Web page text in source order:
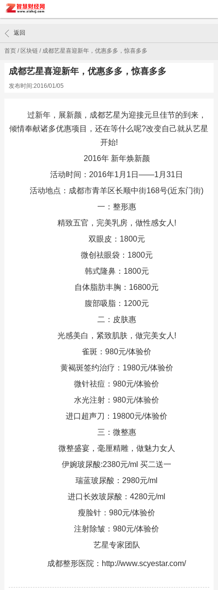
首页/ 区块链/ 成都艺星喜迎新年，优惠多多，惊喜多多
返回
成都艺星喜迎新年，优惠多多，惊喜多多
发布时间:2016/01/05
过新年，展新颜，成都艺星为迎接元旦佳节的到来，
倾情奉献诸多优惠项目，还在等什么呢?改变自己就从艺星
开始!
2016年 新年焕新颜
活动时间：2016年1月1日——1月31日
活动地点：成都市青羊区长顺中街168号(近东门街)
一：整形惠
精致五官，完美乳房，做性感女人!
双眼皮：1800元
微创祛眼袋：1800元
韩式隆鼻：1800元
自体脂肪丰胸：16800元
腹部吸脂：1200元
二：皮肤惠
光感美白，紧致肌肤，做完美女人!
雀斑：980元/体验价
黄褐斑签约治疗：1980元/体验价
微针祛痘：980元/体验价
水光注射：980元/体验价
进口超声刀：19800元/体验价
三：微整惠
微整盛宴，毫厘精雕，做魅力女人
伊婉玻尿酸:2380元/ml 买二送一
瑞蓝玻尿酸：2980元/ml
进口长效玻尿酸：4280元/ml
瘦脸针：980元/体验价
注射除皱：980元/体验价
艺星专家团队
成都整形医院：http://www.scyestar.com/